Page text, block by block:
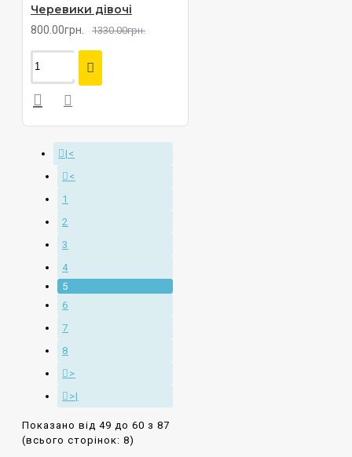
Черевики дівочі
800.00грн. 1330.00грн.
|<
<
1
2
3
4
5
6
7
8
>
>|
Показано від 49 до 60 з 87
(всього сторінок: 8)